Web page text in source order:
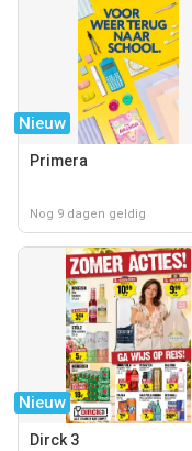
Nieuw
Primera
Nog 9 dagen geldig
Nieuw
Dirck 3